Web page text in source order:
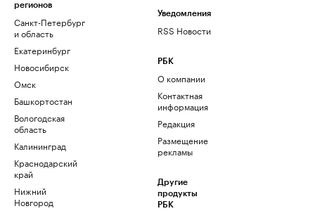
регионов
Санкт-Петербург
и область
Екатеринбург
Новосибирск
Омск
Башкортостан
Вологодская
область
Калининград
Краснодарский
край
Нижний
Новгород
Уведомления
RSS Новости
РБК
О компании
Контактная
информация
Редакция
Размещение
рекламы
Другие
продукты
РБК